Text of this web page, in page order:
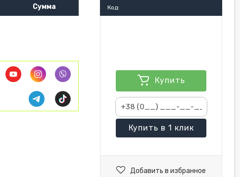
Сумма Код:
Купить
Купить в 1 клик
Добавить в избранное